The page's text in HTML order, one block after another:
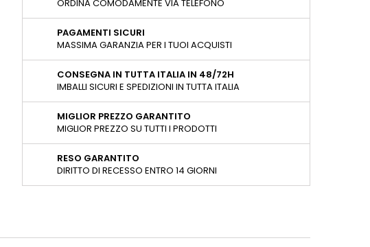
ORDINA COMODAMENTE VIA TELEFONO
PAGAMENTI SICURI
MASSIMA GARANZIA PER I TUOI ACQUISTI
CONSEGNA IN TUTTA ITALIA IN 48/72H
IMBALLI SICURI E SPEDIZIONI IN TUTTA ITALIA
MIGLIOR PREZZO GARANTITO
MIGLIOR PREZZO SU TUTTI I PRODOTTI
RESO GARANTITO
DIRITTO DI RECESSO ENTRO 14 GIORNI